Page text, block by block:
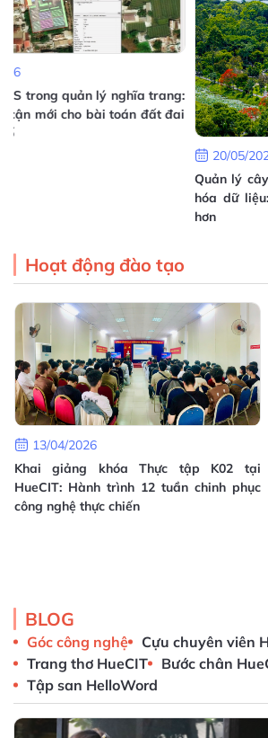
16/07/2026
Hướng dẫn triển khai Mô hình
Quản lý cây xanh đô thị trước áp lực số
hóa dữ liệu: Xu hướng không thể chậm
Hoạt động đào tạo
13/04/2026
Khai giảng khóa Thực tập K02 tại
HueCIT: Hành trình 12 tuần chinh phục
công nghệ thực chiến
BLOG
Góc công nghệ
Cựu chuyên viên
Trang thơ HueCIT
Bước chân
Tập san HelloWord